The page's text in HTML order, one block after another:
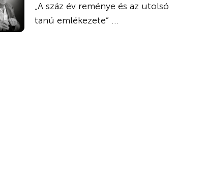
„A száz év reménye és az utolsó
tanú emlékezete” ...